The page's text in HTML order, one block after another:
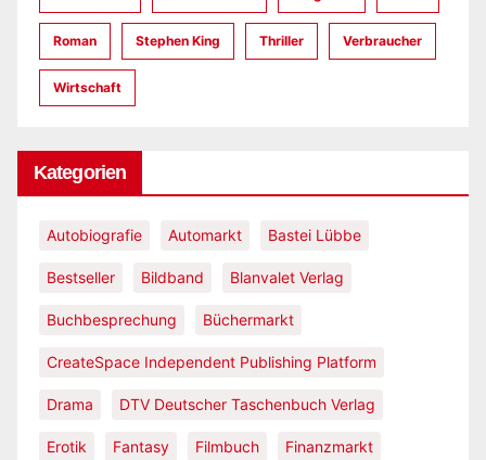
Roman Stephen King Thriller Verbraucher
Wirtschaft
Kategorien
Autobiografie Automarkt Bastei Lübbe
Bestseller Bildband Blanvalet Verlag
Buchbesprechung Büchermarkt
CreateSpace Independent Publishing Platform
Drama DTV Deutscher Taschenbuch Verlag
Erotik Fantasy Filmbuch Finanzmarkt